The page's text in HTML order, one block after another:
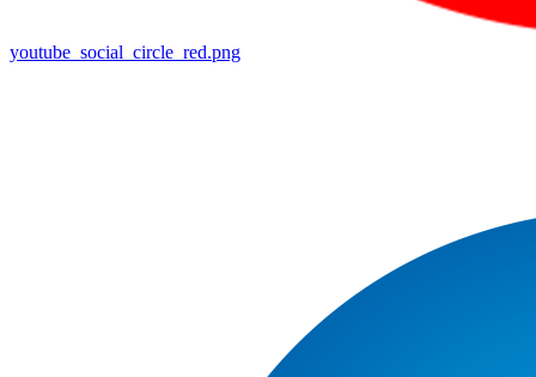
youtube_social_circle_red.png